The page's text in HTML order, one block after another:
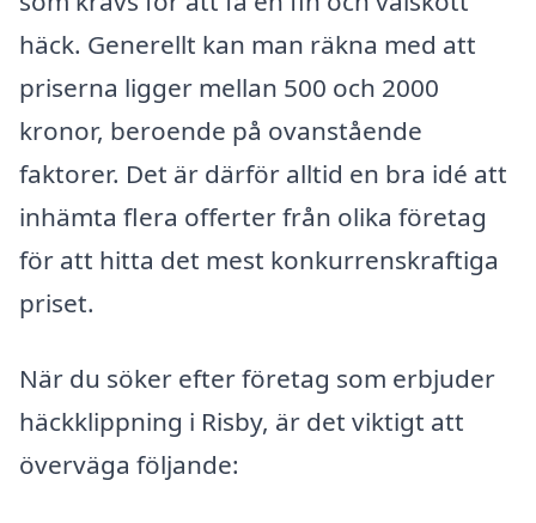
häck. Generellt kan man räkna med att
priserna ligger mellan 500 och 2000
kronor, beroende på ovanstående
faktorer. Det är därför alltid en bra idé att
inhämta flera offerter från olika företag
för att hitta det mest konkurrenskraftiga
priset.
När du söker efter företag som erbjuder
häckklippning i Risby, är det viktigt att
överväga följande: